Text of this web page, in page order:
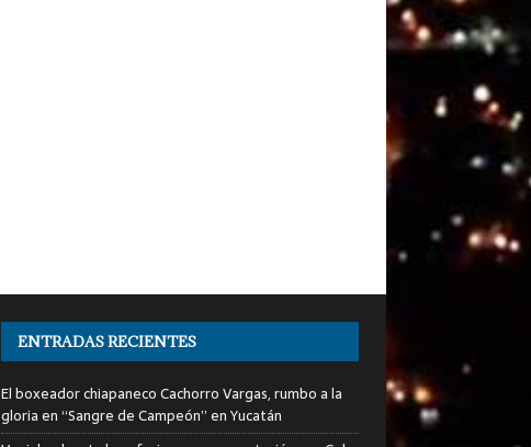
ENTRADAS RECIENTES
El boxeador chiapaneco Cachorro Vargas, rumbo a la
gloria en “Sangre de Campeón” en Yucatán